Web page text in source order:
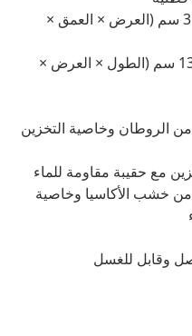
أبعاد وسادة المقعد: 55 × 55 × 3 سم (العرض × العمق ×
أبعاد وسادة الظهر: 55 × 45 × 13 سم (الطول × العرض ×
الروطان وخاصية التخزين
خشب الأكاسيا وخاصية